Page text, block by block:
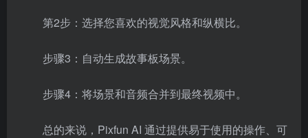
第2步：选择您喜欢的视觉风格和纵横比。
步骤3：自动生成故事板场景。
步骤4：将场景和音频合并到最终视频中。
总的来说，Pixfun AI 通过提供易于使用的操作、可